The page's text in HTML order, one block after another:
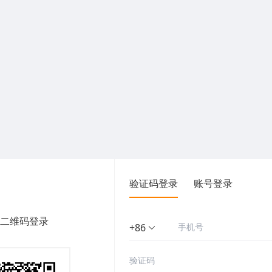
维码登录
验证码登录 账号登录
+86